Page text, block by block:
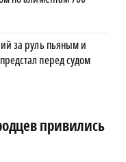
за руль пьяным и
перед судом
привились